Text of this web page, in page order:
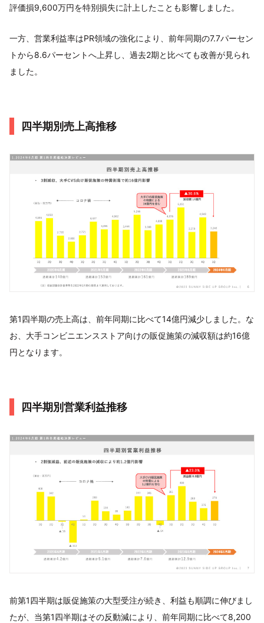
評価損9,600万円を特別損失に計上したことも影響しました。
一方、営業利益率はPR領域の強化により、前年同期の7.7パーセン
トから8.6パーセントへ上昇し、過去2期と比べても改善が見られ
ました。
四半期別売上高推移
第1四半期の売上高は、前年同期に比べて14億円減少しました。な
お、大手コンビニエンスストア向けの販促施策の減収額は約16億
円となります。
四半期別営業利益推移
前第1四半期は販促施策の大型受注が続き、利益も順調に伸びまし
たが、当第1四半期はその反動減により、前年同期に比べて8,200